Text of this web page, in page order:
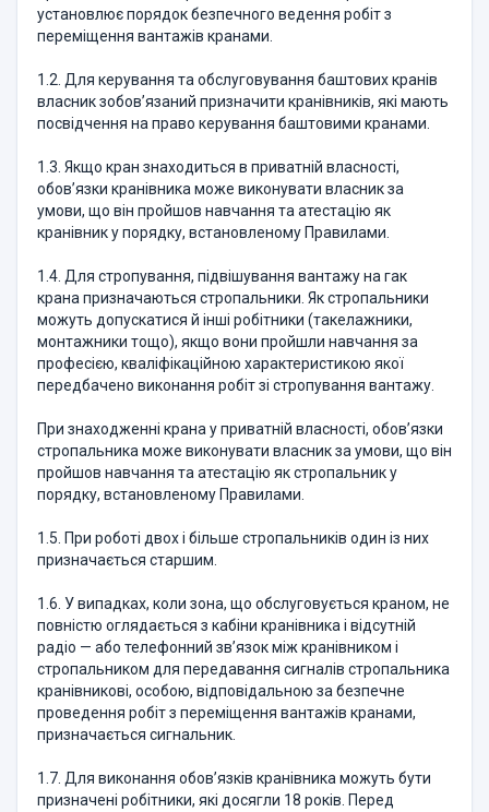
установлює порядок безпечного ведення робіт з
переміщення вантажів кранами.
1.2. Для керування та обслуговування баштових кранів
власник зобов’язаний призначити кранівників, які мають
посвідчення на право керування баштовими кранами.
1.3. Якщо кран знаходиться в приватній власності,
обов’язки кранівника може виконувати власник за
умови, що він пройшов навчання та атестацію як
кранівник у порядку, встановленому Правилами.
1.4. Для стропування, підвішування вантажу на гак
крана призначаються стропальники. Як стропальники
можуть допускатися й інші робітники (такелажники,
монтажники тощо), якщо вони пройшли навчання за
професією, кваліфікаційною характеристикою якої
передбачено виконання робіт зі стропування вантажу.
При знаходженні крана у приватній власності, обов’язки
стропальника може виконувати власник за умови, що він
пройшов навчання та атестацію як стропальник у
порядку, встановленому Правилами.
1.5. При роботі двох і більше стропальників один із них
призначається старшим.
1.6. У випадках, коли зона, що обслуговується краном, не
повністю оглядається з кабіни кранівника і відсутній
радіо — або телефонний зв’язок між кранівником і
стропальником для передавання сигналів стропальника
кранівникові, особою, відповідальною за безпечне
проведення робіт з переміщення вантажів кранами,
призначається сигнальник.
1.7. Для виконання обов’язків кранівника можуть бути
призначені робітники, які досягли 18 років. Перед